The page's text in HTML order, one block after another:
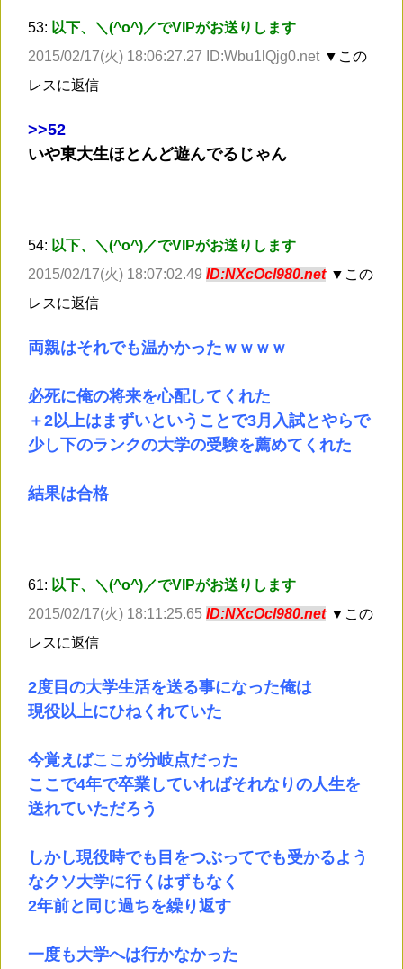
53: 以下、＼(^o^)／でVIPがお送りします
2015/02/17(火) 18:06:27.27 ID:Wbu1lQjg0.net ▼この
レスに返信
>>52
いや東大生ほとんど遊んでるじゃん
54: 以下、＼(^o^)／でVIPがお送りします
2015/02/17(火) 18:07:02.49 ID:NXcOcl980.net ▼この
レスに返信
両親はそれでも温かかったｗｗｗｗ
必死に俺の将来を心配してくれた
＋2以上はまずいということで3月入試とやらで
少し下のランクの大学の受験を薦めてくれた
結果は合格
61: 以下、＼(^o^)／でVIPがお送りします
2015/02/17(火) 18:11:25.65 ID:NXcOcl980.net ▼この
レスに返信
2度目の大学生活を送る事になった俺は
現役以上にひねくれていた
今覚えばここが分岐点だった
ここで4年で卒業していればそれなりの人生を
送れていただろう
しかし現役時でも目をつぶってでも受かるよう
なクソ大学に行くはずもなく
2年前と同じ過ちを繰り返す
一度も大学へは行かなかった